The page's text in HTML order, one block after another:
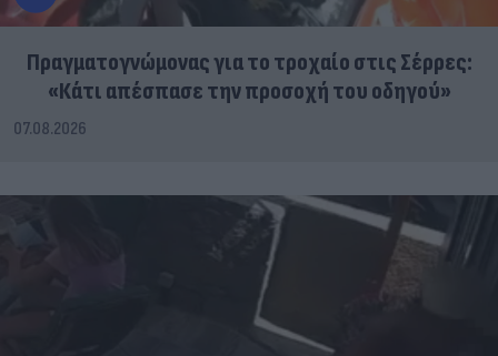
Πραγματογνώμονας για το τροχαίο στις Σέρρες:
«Κάτι απέσπασε την προσοχή του οδηγού»
07.08.2026